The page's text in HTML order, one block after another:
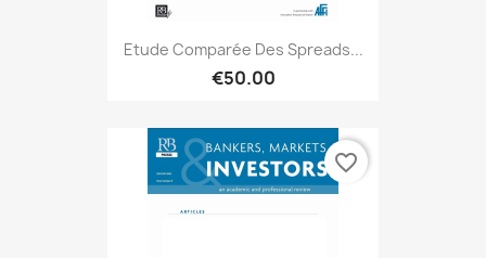
Etude Comparée Des Spreads...
€50.00
favorite_border